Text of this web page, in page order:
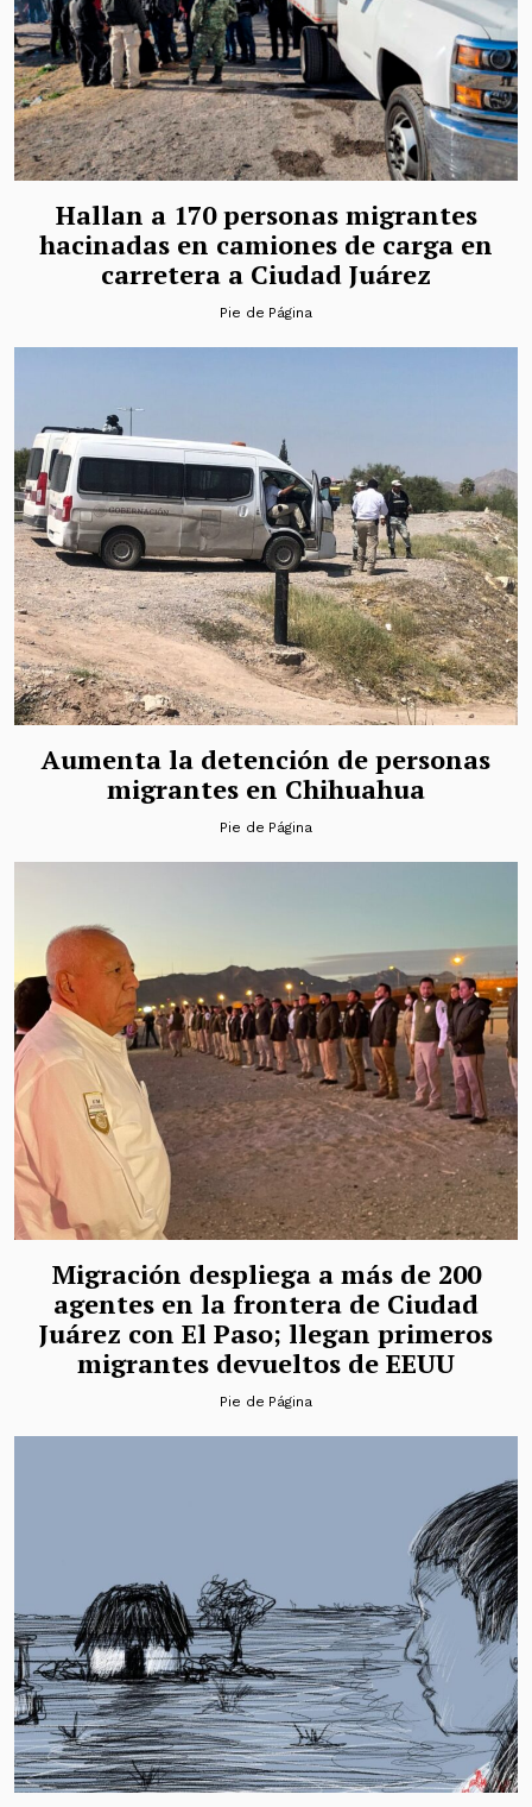
Hallan a 170 personas migrantes
hacinadas en camiones de carga en
carretera a Ciudad Juárez
Pie de Página
Aumenta la detención de personas
migrantes en Chihuahua
Pie de Página
Migración despliega a más de 200
agentes en la frontera de Ciudad
Juárez con El Paso; llegan primeros
migrantes devueltos de EEUU
Pie de Página